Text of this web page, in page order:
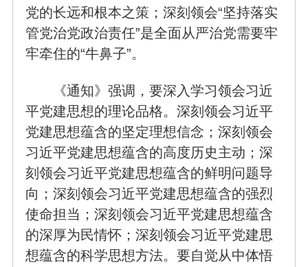
党的长远和根本之策；深刻领会“坚持落实
管党治党政治责任”是全面从严治党需要牢
牢牵住的“牛鼻子”。
《通知》强调，要深入学习领会习近
平党建思想的理论品格。深刻领会习近平
党建思想蕴含的坚定理想信念；深刻领会
习近平党建思想蕴含的高度历史主动；深
刻领会习近平党建思想蕴含的鲜明问题导
向；深刻领会习近平党建思想蕴含的强烈
使命担当；深刻领会习近平党建思想蕴含
的深厚为民情怀；深刻领会习近平党建思
想蕴含的科学思想方法。要自觉从中体悟